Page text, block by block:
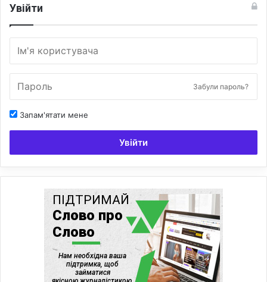
Увійти
Забули пароль?
Запам'ятати мене
Увійти